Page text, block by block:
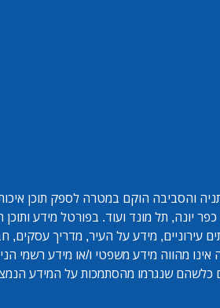
והסביבה הוקם במטרה לספק תוכן
יונה, תל מונד ועוד. בפורטל מידע
עירוניים, מידע על העיר, מדריך עסקים,
מהווה מידע משפטי ו/או מידע רשמי
כלשהם שנגרמו מהסתמכות על המידע